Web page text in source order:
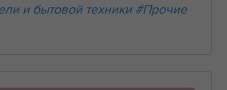
и бытовой техники #Прочие